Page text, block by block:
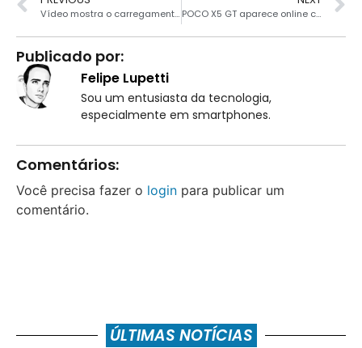
Vídeo mostra o carregamento de 240W do Realme GT3 em ação POCO X5 GT aparece online com Snapdragon 7 Gen 2
Publicado por:
Felipe Lupetti
Sou um entusiasta da tecnologia,
especialmente em smartphones.
Comentários:
Você precisa fazer o login para publicar um
comentário.
ÚLTIMAS NOTÍCIAS